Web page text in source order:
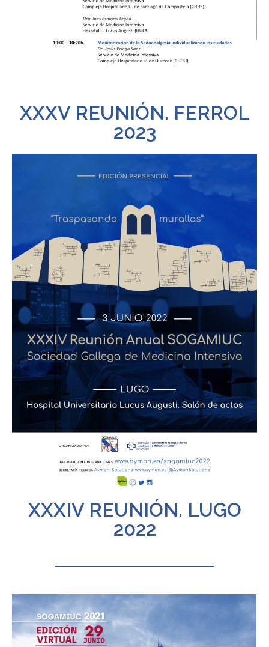
XXXV REUNIÓN. FERROL
2023
XXXIV REUNIÓN. LUGO
2022